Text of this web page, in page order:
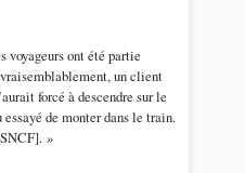
voyageurs ont été partie
un client
forcé à descendre sur le
de monter dans le train.
»